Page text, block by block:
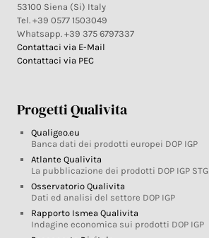
53100 Siena (Si) Italy
Tel. +39 0577 1503049
Whatsapp. +39 375 6797337
Contattaci via E-Mail
Contattaci via PEC
Progetti Qualivita
Qualigeo.eu
Banca dati dei prodotti europei DOP IGP
Atlante Qualivita
La pubblicazione dei prodotti DOP IGP STG
Osservatorio Qualivita
Dati ed analisi del settore DOP IGP
Rapporto Ismea Qualivita
Indagine economica sui prodotti DOP IGP